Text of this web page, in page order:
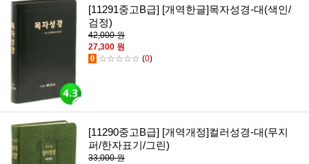
[11291중고B급] [개역한글]목자성경-대(색인/
검정)
42,000 원
27,300 원
0 ☆☆☆☆☆ (0)
[11290중고B급] [개역개정]컬러성경-대(무지
퍼/한자표기/그린)
33,000 원